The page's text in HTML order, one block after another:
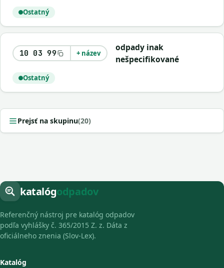
Ostatný
10 03 99 + název
odpady inak
nešpecifikované
Ostatný
Prejsť na skupinu(20)
katalógodpadov
Referenčný nástroj pre katalóg odpadov
podľa vyhlášky č. 365/2015 Z. z. Dáta z
oficiálneho znenia (Slov-Lex).
Katalóg